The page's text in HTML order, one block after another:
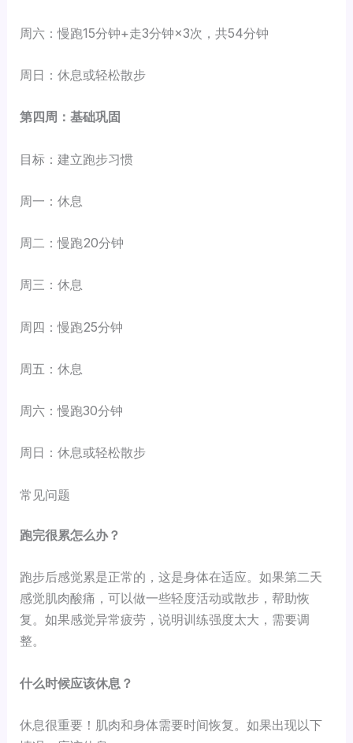
周六：慢跑15分钟+走3分钟×3次，共54分钟
周日：休息或轻松散步
第四周：基础巩固
目标：建立跑步习惯
周一：休息
周二：慢跑20分钟
周三：休息
周四：慢跑25分钟
周五：休息
周六：慢跑30分钟
周日：休息或轻松散步
常见问题
跑完很累怎么办？
跑步后感觉累是正常的，这是身体在适应。如果第二天
感觉肌肉酸痛，可以做一些轻度活动或散步，帮助恢
复。如果感觉异常疲劳，说明训练强度太大，需要调
整。
什么时候应该休息？
休息很重要！肌肉和身体需要时间恢复。如果出现以下